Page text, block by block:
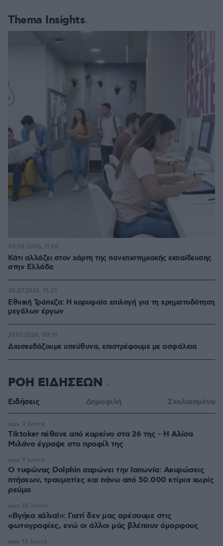
Thema Insights
Κάτι αλλάζει στον χάρτη της πανεπιστημιακής εκπαίδευσης
στην Ελλάδα
03.08.2026, 11:06
Εθνική Τράπεζα: Η κορυφαία επιλογή για τη χρηματοδότηση
μεγάλων έργων
30.07.2026, 15:25
Διασκεδάζουμε υπεύθυνα, επιστρέφουμε με ασφάλεια
29.07.2026, 09:39
ΡΟΗ ΕΙΔΗΣΕΩΝ
Ειδήσεις Δημοφιλή Σχολιασμένα
Tiktoker πέθανε από καρκίνο στα 26 της - Η Αλίσα
Μιλάνο έγραψε στο προφίλ της
πριν 3 λεπτά
Ο τυφώνας Dolphin σαρώνει την Ιαπωνία: Ακυρώσεις
πτήσεων, τραυματίες και πάνω από 50.000 κτίρια χωρίς
ρεύμα
πριν 9 λεπτά
«Βγήκα χάλια!»: Γιατί δεν μας αρέσουμε στις
φωτογραφίες, ενώ οι άλλοι μάς βλέπουν όμορφους
πριν 10 λεπτά
πριν 13 λεπτά